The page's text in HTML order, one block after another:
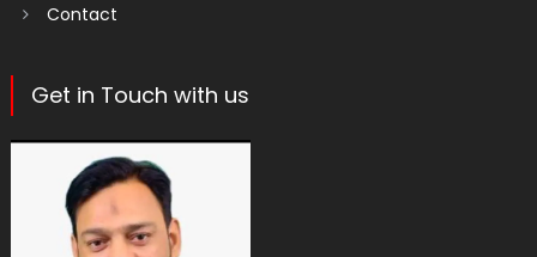
Contact
Get in Touch with us